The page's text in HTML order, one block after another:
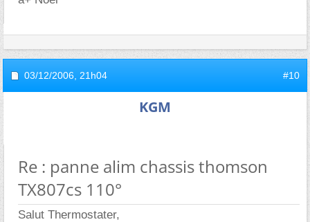
03/12/2006, 21h04 #10
KGM
Re : panne alim chassis thomson
TX807cs 110°
Salut Thermostater,